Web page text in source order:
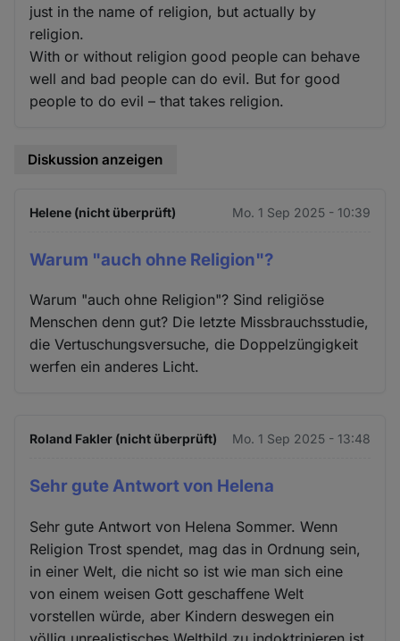
just in the name of religion, but actually by
religion.
With or without religion good people can behave
well and bad people can do evil. But for good
people to do evil – that takes religion.
Diskussion anzeigen
Helene (nicht überprüft) Mo. 1 Sep 2025 - 10:39
Warum "auch ohne Religion"?
Warum "auch ohne Religion"? Sind religiöse
Menschen denn gut? Die letzte Missbrauchsstudie,
die Vertuschungsversuche, die Doppelzüngigkeit
werfen ein anderes Licht.
Roland Fakler (nicht überprüft) Mo. 1 Sep 2025 - 13:48
Sehr gute Antwort von Helena
Sehr gute Antwort von Helena Sommer. Wenn
Religion Trost spendet, mag das in Ordnung sein,
in einer Welt, die nicht so ist wie man sich eine
von einem weisen Gott geschaffene Welt
vorstellen würde, aber Kindern deswegen ein